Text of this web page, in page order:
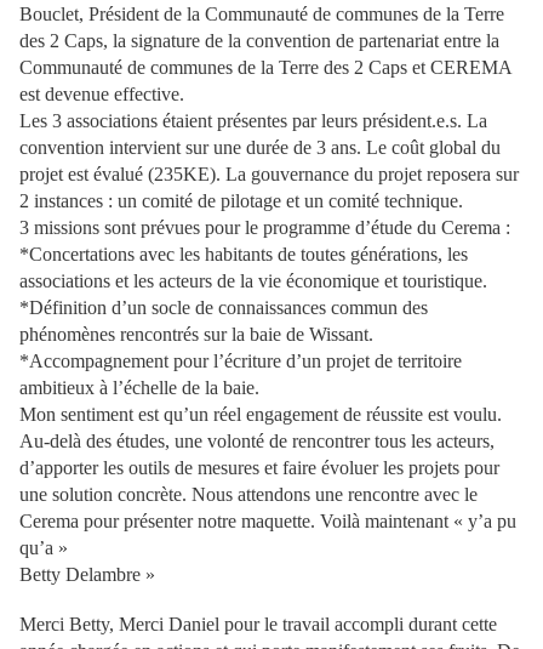
Bouclet, Président de la Communauté de communes de la Terre
des 2 Caps, la signature de la convention de partenariat entre la
Communauté de communes de la Terre des 2 Caps et CEREMA
est devenue effective.
Les 3 associations étaient présentes par leurs président.e.s. La
convention intervient sur une durée de 3 ans. Le coût global du
projet est évalué (235KE). La gouvernance du projet reposera sur
2 instances : un comité de pilotage et un comité technique.
3 missions sont prévues pour le programme d’étude du Cerema :
*Concertations avec les habitants de toutes générations, les
associations et les acteurs de la vie économique et touristique.
*Définition d’un socle de connaissances commun des
phénomènes rencontrés sur la baie de Wissant.
*Accompagnement pour l’écriture d’un projet de territoire
ambitieux à l’échelle de la baie.
Mon sentiment est qu’un réel engagement de réussite est voulu.
Au-delà des études, une volonté de rencontrer tous les acteurs,
d’apporter les outils de mesures et faire évoluer les projets pour
une solution concrète. Nous attendons une rencontre avec le
Cerema pour présenter notre maquette. Voilà maintenant « y’a pu
qu’a »
Betty Delambre »
Merci Betty, Merci Daniel pour le travail accompli durant cette